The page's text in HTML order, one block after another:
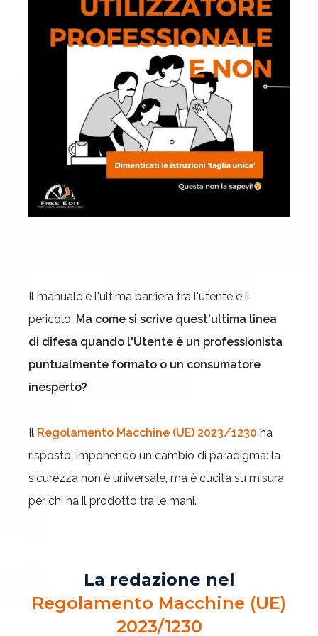
Il manuale è l'ultima barriera tra l'utente e il
pericolo. Ma come si scrive quest'ultima linea
di difesa quando l'Utente è un professionista
puntualmente formato o un consumatore
inesperto?
Il Regolamento Macchine (UE) 2023/1230 ha
risposto, imponendo un cambio di paradigma: la
sicurezza non è universale, ma è cucita su misura
per chi ha il prodotto tra le mani.
La redazione nel
Regolamento Macchine (UE)
2023/1230